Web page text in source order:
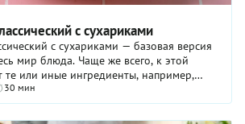
с сухариками
с сухариками — базовая версия
мир блюда. Чаще же всего, к этой
те или иные ингредиенты, например,
...
30 мин